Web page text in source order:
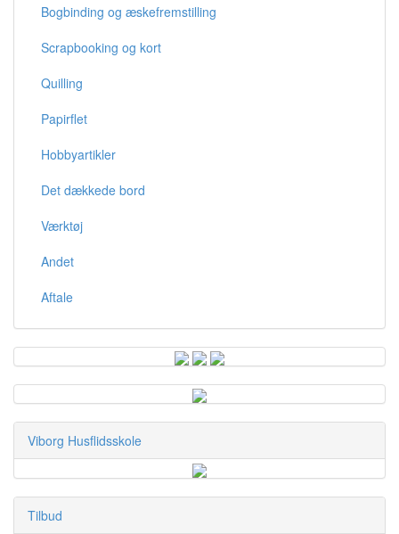
Bogbinding og æskefremstilling
Scrapbooking og kort
Quilling
Papirflet
Hobbyartikler
Det dækkede bord
Værktøj
Andet
Aftale
Viborg Husflidsskole
Tilbud